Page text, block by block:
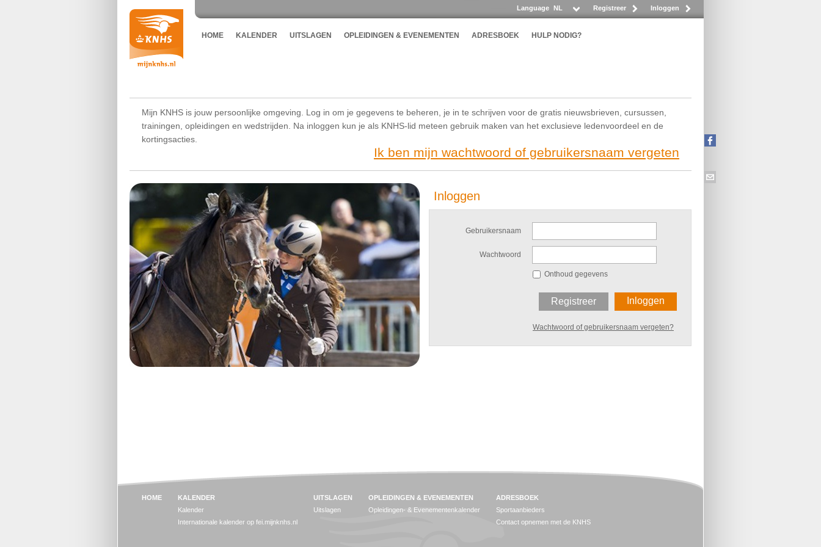
Registreer Inloggen
Language NL
HOME KALENDER UITSLAGEN OPLEIDINGEN & EVENEMENTEN ADRESBOEK HULP NODIG?
Mijn KNHS is jouw persoonlijke omgeving. Log in om je gegevens te beheren, je in te schrijven voor de gratis nieuwsbrieven, cursussen,
trainingen, opleidingen en wedstrijden. Na inloggen kun je als KNHS-lid meteen gebruik maken van het exclusieve ledenvoordeel en de
kortingsacties.
Ik ben mijn wachtwoord of gebruikersnaam vergeten
Inloggen
Gebruikersnaam
Wachtwoord
Onthoud gegevens
Inloggen
Registreer
Wachtwoord of gebruikersnaam vergeten?
HOME
KALENDER
Kalender
Internationale kalender op fei.mijnknhs.nl
UITSLAGEN
Uitslagen
OPLEIDINGEN & EVENEMENTEN
Opleidingen- & Evenementenkalender
ADRESBOEK
Sportaanbieders
Contact opnemen met de KNHS